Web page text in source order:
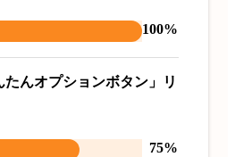
100%
んオプションボタン」リ
75%